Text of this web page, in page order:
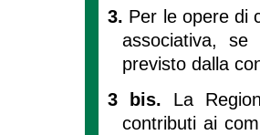
3. Per le opere di
associativa,
previsto dalla
3 bis. La
contributi ai